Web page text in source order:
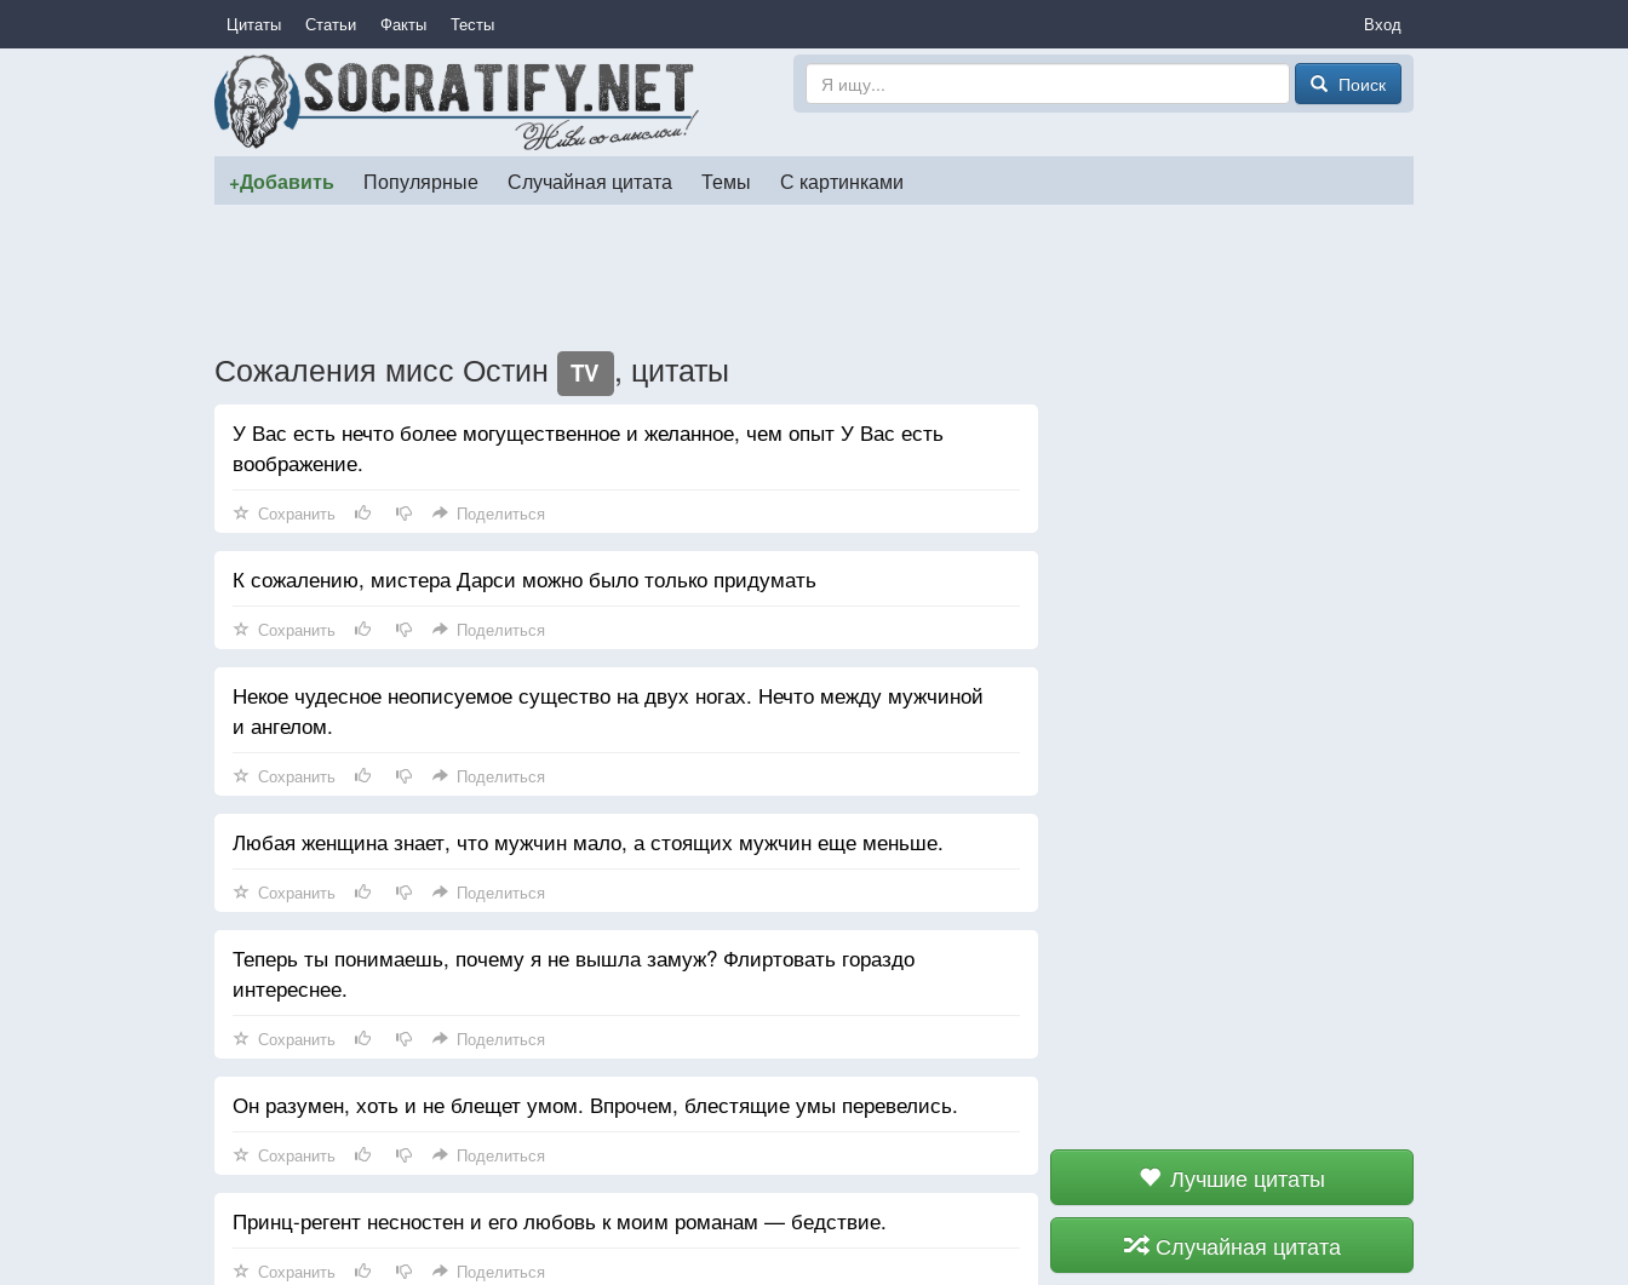
Цитаты Статьи Факты Тесты Вход
Поиск
+Добавить Популярные Случайная цитата Темы С картинками
Сожаления мисс Остин TV , цитаты
Лучшие цитаты
Случайная цитата
У Вас есть нечто более могущественное и желанное, чем опыт У Вас есть
воображение.
Сохранить Поделиться
К сожалению, мистера Дарси можно было только придумать
Сохранить Поделиться
Некое чудесное неописуемое существо на двух ногах. Нечто между мужчиной
и ангелом.
Сохранить Поделиться
Любая женщина знает, что мужчин мало, а стоящих мужчин еще меньше.
Сохранить Поделиться
Теперь ты понимаешь, почему я не вышла замуж? Флиртовать гораздо
интереснее.
Сохранить Поделиться
Он разумен, хоть и не блещет умом. Впрочем, блестящие умы перевелись.
Сохранить Поделиться
Принц-регент несностен и его любовь к моим романам — бедствие.
Сохранить Поделиться